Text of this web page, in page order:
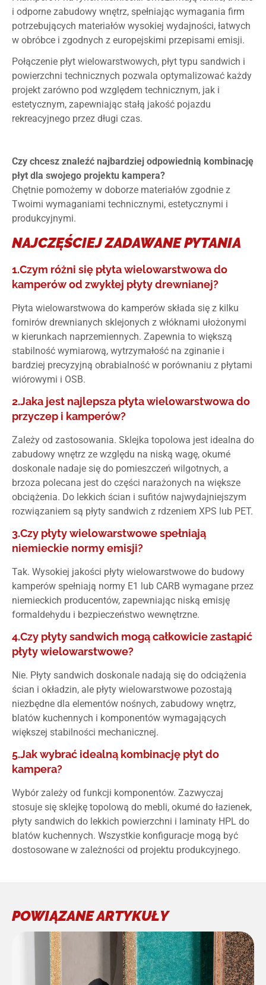
i odporne zabudowy wnętrz, spełniając wymagania firm
potrzebujących materiałów wysokiej wydajności, łatwych
w obróbce i zgodnych z europejskimi przepisami emisji.
Połączenie płyt wielowarstwowych, płyt typu sandwich i
powierzchni technicznych pozwala optymalizować każdy
projekt zarówno pod względem technicznym, jak i
estetycznym, zapewniając stałą jakość pojazdu
rekreacyjnego przez długi czas.
Czy chcesz znaleźć najbardziej odpowiednią kombinację
płyt dla swojego projektu kampera?
Chętnie pomożemy w doborze materiałów zgodnie z
Twoimi wymaganiami technicznymi, estetycznymi i
produkcyjnymi.
NAJCZĘŚCIEJ ZADAWANE PYTANIA
1.Czym różni się płyta wielowarstwowa do
kamperów od zwykłej płyty drewnianej?
Płyta wielowarstwowa do kamperów składa się z kilku
fornirów drewnianych sklejonych z włóknami ułożonymi
w kierunkach naprzemiennych. Zapewnia to większą
stabilność wymiarową, wytrzymałość na zginanie i
bardziej precyzyjną obrabialność w porównaniu z płytami
wiórowymi i OSB.
2.Jaka jest najlepsza płyta wielowarstwowa do
przyczep i kamperów?
Zależy od zastosowania. Sklejka topolowa jest idealna do
zabudowy wnętrz ze względu na niską wagę, okumé
doskonale nadaje się do pomieszczeń wilgotnych, a
brzoza polecana jest do części narażonych na większe
obciążenia. Do lekkich ścian i sufitów najwydajniejszym
rozwiązaniem są płyty sandwich z rdzeniem XPS lub PET.
3.Czy płyty wielowarstwowe spełniają
niemieckie normy emisji?
Tak. Wysokiej jakości płyty wielowarstwowe do budowy
kamperów spełniają normy E1 lub CARB wymagane przez
niemieckich producentów, zapewniając niską emisję
formaldehydu i bezpieczeństwo wewnętrzne.
4.Czy płyty sandwich mogą całkowicie zastąpić
płyty wielowarstwowe?
Nie. Płyty sandwich doskonale nadają się do odciążenia
ścian i okładzin, ale płyty wielowarstwowe pozostają
niezbędne dla elementów nośnych, zabudowy wnętrz,
blatów kuchennych i komponentów wymagających
większej stabilności mechanicznej.
5.Jak wybrać idealną kombinację płyt do
kampera?
Wybór zależy od funkcji komponentów. Zazwyczaj
stosuje się sklejkę topolową do mebli, okumé do łazienek,
płyty sandwich do lekkich powierzchni i laminaty HPL do
blatów kuchennych. Wszystkie konfiguracje mogą być
dostosowane w zależności od projektu produkcyjnego.
POWIĄZANE ARTYKUŁY